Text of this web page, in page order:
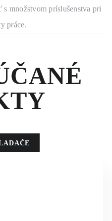
množstvom príslušenstva pri
práce.